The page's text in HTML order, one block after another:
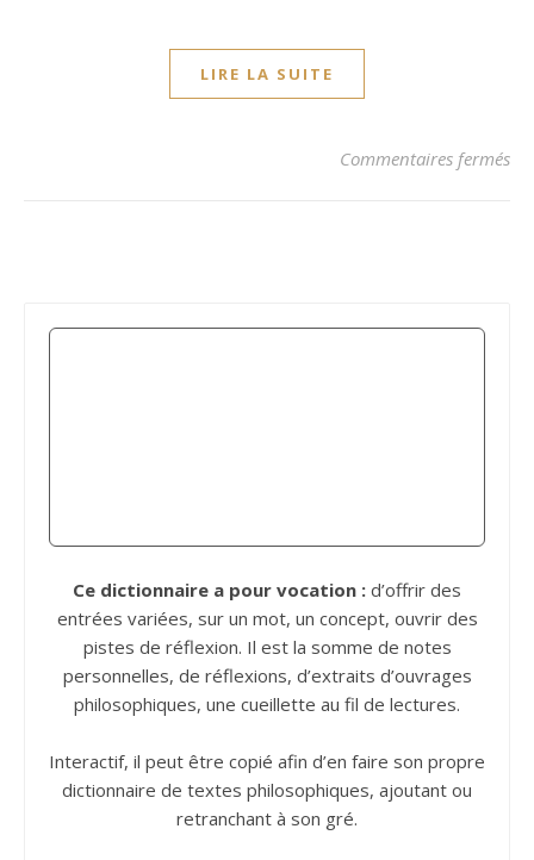
LIRE LA SUITE
Commentaires fermés
Ce dictionnaire a pour vocation : d’offrir des
entrées variées, sur un mot, un concept, ouvrir des
pistes de réflexion. Il est la somme de notes
personnelles, de réflexions, d’extraits d’ouvrages
philosophiques, une cueillette au fil de lectures.
Interactif, il peut être copié afin d’en faire son propre
dictionnaire de textes philosophiques, ajoutant ou
retranchant à son gré.